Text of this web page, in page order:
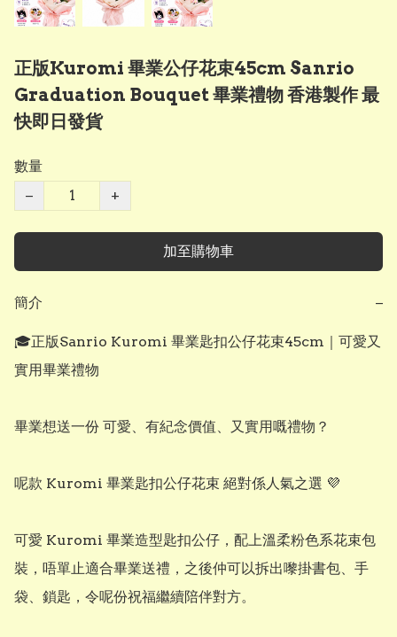
正版Kuromi 畢業公仔花束45cm Sanrio
Graduation Bouquet 畢業禮物 香港製作 最
快即日發貨
數量
−
+
加至購物車
簡介 −
🎓正版Sanrio Kuromi 畢業匙扣公仔花束45cm｜可愛又
實用畢業禮物
畢業想送一份 可愛、有紀念價值、又實用嘅禮物？
呢款 Kuromi 畢業匙扣公仔花束 絕對係人氣之選 💜
可愛 Kuromi 畢業造型匙扣公仔，配上溫柔粉色系花束包
裝，唔單止適合畢業送禮，之後仲可以拆出嚟掛書包、手
袋、鎖匙，令呢份祝福繼續陪伴對方。